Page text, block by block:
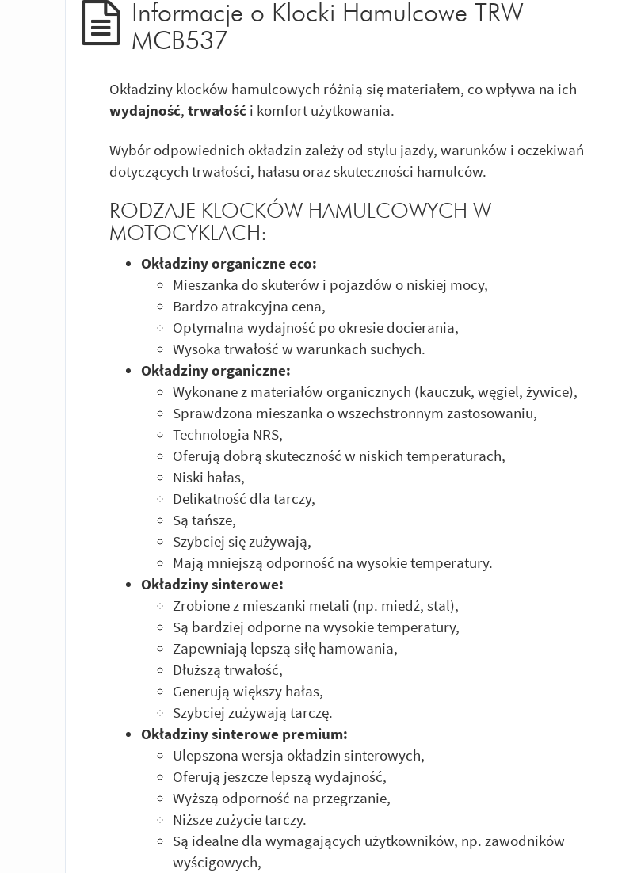
Informacje o Klocki Hamulcowe TRW
MCB537
Okładziny klocków hamulcowych różnią się materiałem, co wpływa na ich
wydajność, trwałość i komfort użytkowania.
Wybór odpowiednich okładzin zależy od stylu jazdy, warunków i oczekiwań
dotyczących trwałości, hałasu oraz skuteczności hamulców.
RODZAJE KLOCKÓW HAMULCOWYCH W
MOTOCYKLACH:
Okładziny organiczne eco:
Mieszanka do skuterów i pojazdów o niskiej mocy,
Bardzo atrakcyjna cena,
Optymalna wydajność po okresie docierania,
Wysoka trwałość w warunkach suchych.
Okładziny organiczne:
Wykonane z materiałów organicznych (kauczuk, węgiel, żywice),
Sprawdzona mieszanka o wszechstronnym zastosowaniu,
Technologia NRS,
Oferują dobrą skuteczność w niskich temperaturach,
Niski hałas,
Delikatność dla tarczy,
Są tańsze,
Szybciej się zużywają,
Mają mniejszą odporność na wysokie temperatury.
Okładziny sinterowe:
Zrobione z mieszanki metali (np. miedź, stal),
Są bardziej odporne na wysokie temperatury,
Zapewniają lepszą siłę hamowania,
Dłuższą trwałość,
Generują większy hałas,
Szybciej zużywają tarczę.
Okładziny sinterowe premium:
Ulepszona wersja okładzin sinterowych,
Oferują jeszcze lepszą wydajność,
Wyższą odporność na przegrzanie,
Niższe zużycie tarczy.
Są idealne dla wymagających użytkowników, np. zawodników
wyścigowych,